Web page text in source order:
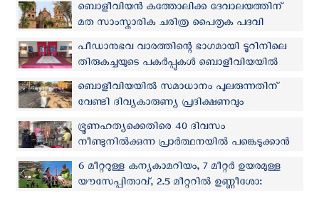
ബൊളീവിയന്‍ കത്തോലിക്ക ദേവാലയത്തിന്
മത സാംസ്കാരിക ചരിത്ര പൈതൃക പദവി
പീഡാനുഭവ വാരത്തിന്റെ ഭാഗമായി ടൂറിനിലെ
തിരുകച്ചയുടെ പകര്‍പ്പുകള്‍ ബൊളീവിയയില്‍
പ്രദര്‍ശനത്തിന്
ബൊളീവിയയില്‍ സമാധാനം പുലരുന്നതിന്
വേണ്ടി ദിവ്യകാരുണ്യ പ്രദിക്ഷണവും
പ്രാര്‍ത്ഥനയുമായി സഭാനേതൃത്വം
ഭ്രൂണഹത്യക്കെതിരെ 40 ദിവസം
നീണ്ടുനിൽക്കുന്ന പ്രാർത്ഥനയിൽ പങ്കെടുക്കാൻ
ബൊളീവിയയും
6 മീറ്ററുള്ള കന്യകാമറിയം, 7 മീറ്റര്‍ ഉയരമുള്ള
യൗസേപ്പിതാവ്, 2.5 മീറ്ററില്‍ ഉണ്ണീശോ: